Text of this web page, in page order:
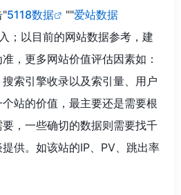
"5118数据 ""爱站数据
；以目前的网站数据参考，建
，更多网站价值评估因素如：
索引擎收录以及索引量、用户
站的价值，最主要还是需要根
，一些确切的数据则需要找千
供。如该站的IP、PV、跳出率